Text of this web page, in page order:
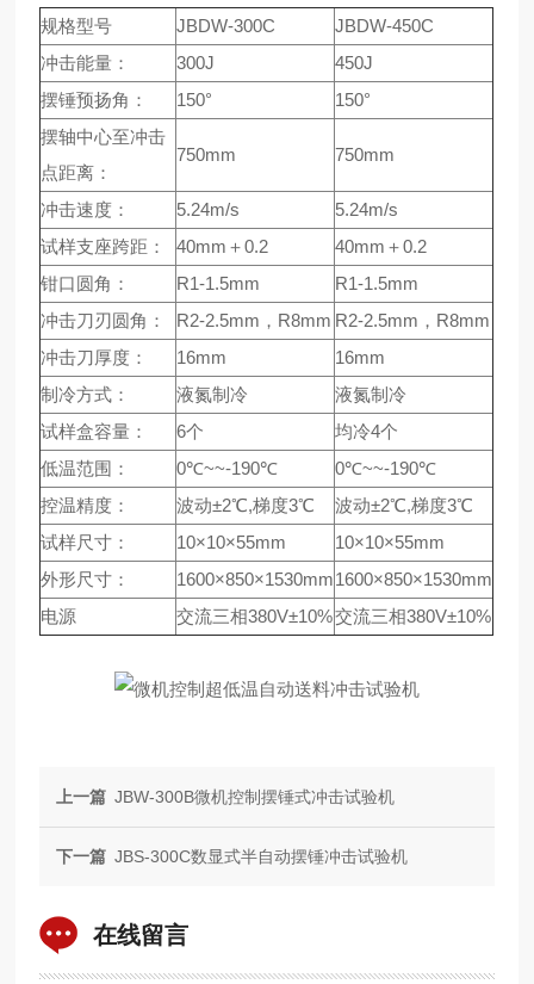
规格型号
JBDW-300C
JBDW-450C
冲击能量：
300J
450J
摆锤预扬角：
150°
150°
摆轴中心至冲击
点距离：
750mm 750mm
冲击速度： 5.24m/s
5.24m/s
试样支座跨距：
40mm＋0.2
40mm＋0.2
钳口圆角：
R1-1.5mm
R1-1.5mm
冲击刀刃圆角：
R2-2.5mm，R8mm R2-2.5mm，R8mm
冲击刀厚度：
16mm
16mm
制冷方式：
液氮制冷
液氮制冷
试样盒容量：
6个
均冷4个
低温范围：
0℃~~-190℃
0℃~~-190℃
控温精度：
波动±2℃,梯度3℃
波动±2℃,梯度3℃
试样尺寸：
10×10×55mm
10×10×55mm
外形尺寸：
1600×850×1530mm1600×850×1530mm
电源
交流三相380V±10%交流三相380V±10%
上一篇 JBW-300B微机控制摆锤式冲击试验机
下一篇 JBS-300C数显式半自动摆锤冲击试验机
在线留言